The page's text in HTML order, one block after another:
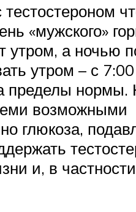
«мужского»
а ночью
утром – с
пределы
возможными
глюкоза,
и, в